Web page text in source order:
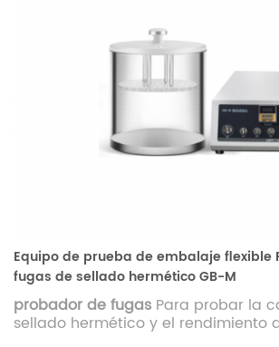
Equipo de prueba de embalaje flexible
fugas de sellado hermético GB-M
probador de fugas Para probar la
sellado hermético y el rendimiento